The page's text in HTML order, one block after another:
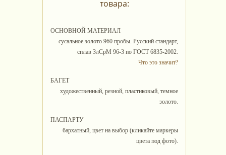
товара:
ОСНОВНОЙ МАТЕРИАЛ
сусальное золото 960 пробы. Русский стандарт,
сплав ЗлСрМ 96-3 по ГОСТ 6835-2002.
Что это значит?
БАГЕТ
художественный, резной, пластиковый, темное
золото.
ПАСПАРТУ
бархатный, цвет на выбор (кликайте маркеры
цвета под фото).